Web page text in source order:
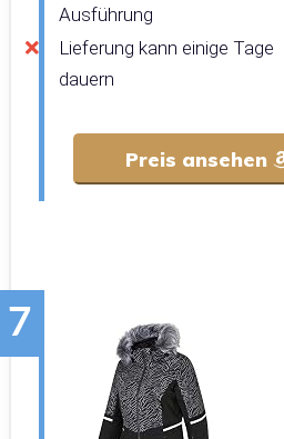
Ausführung
Lieferung kann einige Tage
dauern
Preis ansehen